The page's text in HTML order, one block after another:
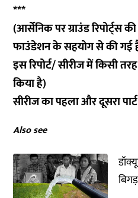
***
(आर्सेनिक पर ग्राउंड रिपोर्ट्स
फाउंडेशन के सहयोग से की गई
इस रिपोर्ट/ सीरीज में किसी
किया है)
सीरीज कापहलाऔरदूसरा
Also see